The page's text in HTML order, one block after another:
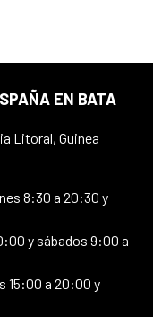
EN BATA
Litoral, Guinea
8:30 a 20:30 y
y sábados 9:00 a
15:00 a 20:00 y